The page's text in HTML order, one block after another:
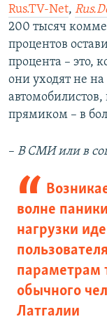
Rus.TV-Net,
200 тысяч
процентов
процента – это,
они уходят не
прямиком – в
– В СМИ или в
волне
нагрузки
параметрам
обычного
Латгалии